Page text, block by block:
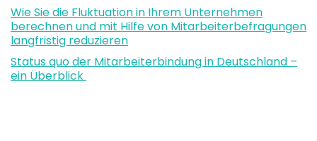
Wie Sie die Fluktuation in Ihrem Unternehmen
berechnen und mit Hilfe von Mitarbeiterbefragungen
langfristig reduzieren
Status quo der Mitarbeiterbindung in Deutschland –
ein Überblick